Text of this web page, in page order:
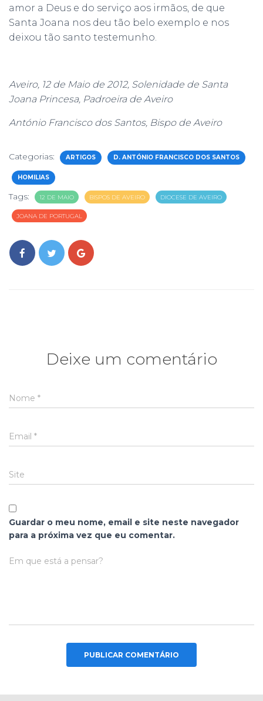
amor a Deus e do serviço aos irmãos, de que
Santa Joana nos deu tão belo exemplo e nos
deixou tão santo testemunho.
Aveiro, 12 de Maio de 2012, Solenidade de Santa
Joana Princesa, Padroeira de Aveiro
António Francisco dos Santos, Bispo de Aveiro
Categorias: ARTIGOS D. ANTÓNIO FRANCISCO DOS SANTOS
HOMILIAS
Tags: 12 DE MAIO BISPOS DE AVEIRO DIOCESE DE AVEIRO
JOANA DE PORTUGAL
Deixe um comentário
Nome *
Email *
Site
Guardar o meu nome, email e site neste navegador
para a próxima vez que eu comentar.
Em que está a pensar?